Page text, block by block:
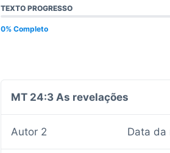
TEXTO PROGRESSO
0% Completo
MT 24:3 As revelações
Autor 2 Data da